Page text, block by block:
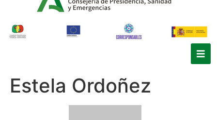
Estela Ordoñez